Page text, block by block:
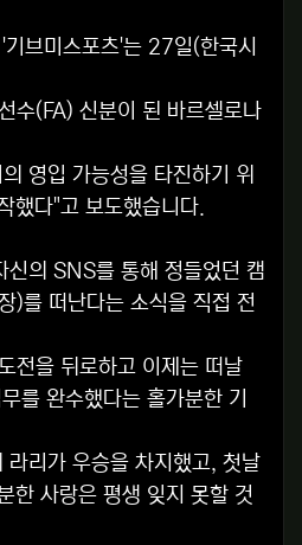
브미스포츠'는 27일(한국시
수(FA) 신분이 된 바르셀로나
영입 가능성을 타진하기 위
했다"고 보도했습니다.
신의 SNS를 통해 정들었던 캠
)를 떠난다는 소식을 직접 전
전을 뒤로하고 이제는 떠날
를 완수했다는 홀가분한 기
리가 우승을 차지했고, 첫날
한 사랑은 평생 잊지 못할 것